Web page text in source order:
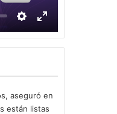
aseguró en
están listas